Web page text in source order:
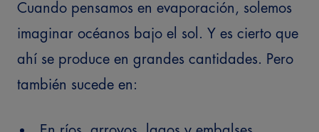
Cuando pensamos en evaporación, solemos
imaginar océanos bajo el sol. Y es cierto que
ahí se produce en grandes cantidades. Pero
también sucede en: